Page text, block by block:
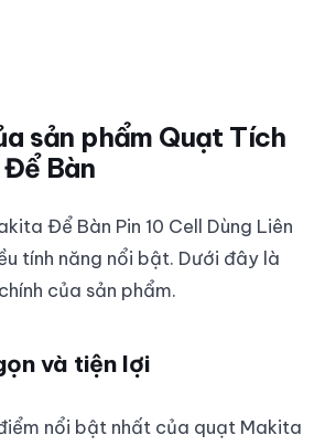
sản phẩm Quạt Tích
Bàn
Để Bàn Pin 10 Cell Dùng Liên
tính năng nổi bật. Dưới đây là
của sản phẩm.
và tiện lợi
nổi bật nhất của quạt Makita